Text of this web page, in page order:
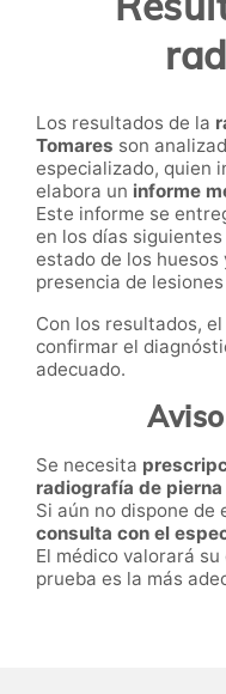
Los resultados de la
Tomares son
especializado, quien
elabora un informe
Este informe se
en los días
estado de los huesos
presencia de
Con los resultados,
confirmar el
adecuado.
Se necesita
radiografía de
Si aún no dispone de
consulta con el
El médico valorará
prueba es la más